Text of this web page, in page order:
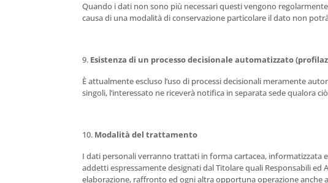
Quando i dati non sono più necessari questi vengono
causa di una modalità di conservazione particolare il dato non
Esistenza di un processo decisionale automatizzato
È attualmente escluso l’uso di processi decisionali meramente
singoli, l’interessato ne riceverà notifica in separata sede qualora
Modalità del trattamento
I dati personali verranno trattati in forma cartacea, informatizzata
addetti espressamente designati dal Titolare quali Responsabili
elaborazione, raffronto ed ogni altra opportuna operazione anche